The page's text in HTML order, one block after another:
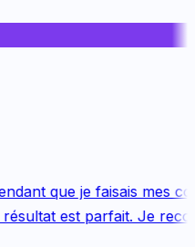
que je faisais mes
est parfait. Je